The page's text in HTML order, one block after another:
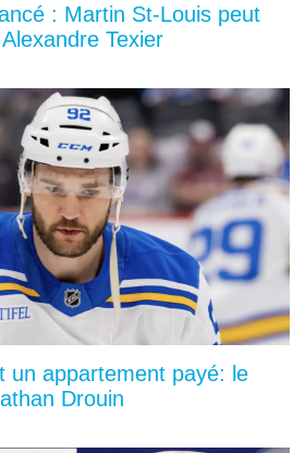
: Martin St-Louis peut
Texier
un appartement payé: le
Drouin